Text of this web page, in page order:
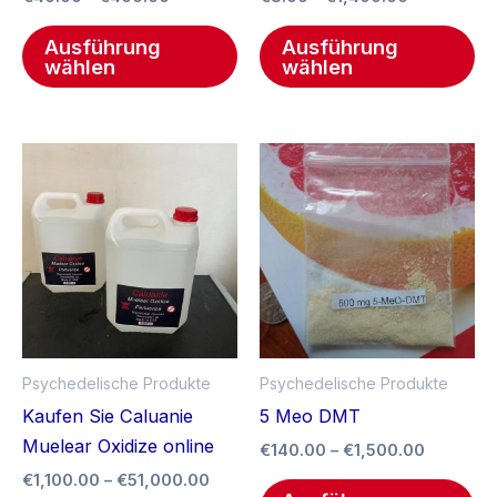
Ausführung
wählen
Produktseite
gewählt
werden
Ausführung
wählen
Psychedelische Produkte
Kaufen Sie Caluanie
Muelear Oxidize online
€1,100.00 – €51,000.00
Preisspanne:
€51,000.00
Dieses
Produkt
weist
mehrere
Varianten
auf.
können
auf
der
Produktseite
Psychedelische Produkte
5 Meo DMT
€140.00 – €1,500.00
€140.00
bis